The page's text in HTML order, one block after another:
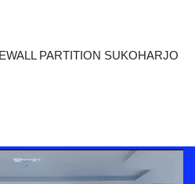
PARTITION SUKOHARJO